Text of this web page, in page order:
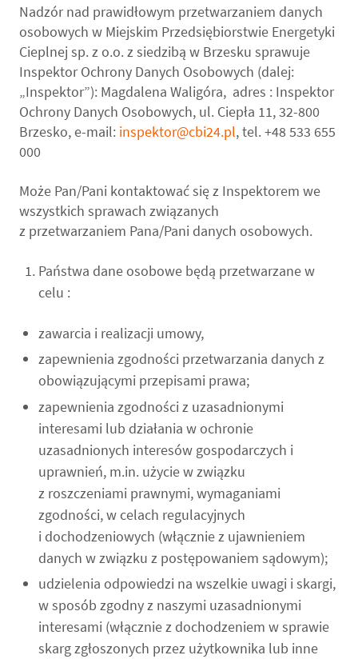
Nadzór nad prawidłowym przetwarzaniem danych
osobowych w Miejskim Przedsiębiorstwie Energetyki
Cieplnej sp. z o.o. z siedzibą w Brzesku sprawuje
Inspektor Ochrony Danych Osobowych (dalej:
„Inspektor”): Magdalena Waligóra, adres : Inspektor
Ochrony Danych Osobowych, ul. Ciepła 11, 32-800
Brzesko, e-mail: inspektor@cbi24.pl, tel. +48 533 655
000
Może Pan/Pani kontaktować się z Inspektorem we
wszystkich sprawach związanych
z przetwarzaniem Pana/Pani danych osobowych.
Państwa dane osobowe będą przetwarzane w
celu :
zawarcia i realizacji umowy,
zapewnienia zgodności przetwarzania danych z
obowiązującymi przepisami prawa;
zapewnienia zgodności z uzasadnionymi
interesami lub działania w ochronie
uzasadnionych interesów gospodarczych i
uprawnień, m.in. użycie w związku
z roszczeniami prawnymi, wymaganiami
zgodności, w celach regulacyjnych
i dochodzeniowych (włącznie z ujawnieniem
danych w związku z postępowaniem sądowym);
udzielenia odpowiedzi na wszelkie uwagi i skargi,
w sposób zgodny z naszymi uzasadnionymi
interesami (włącznie z dochodzeniem w sprawie
skarg zgłoszonych przez użytkownika lub inne